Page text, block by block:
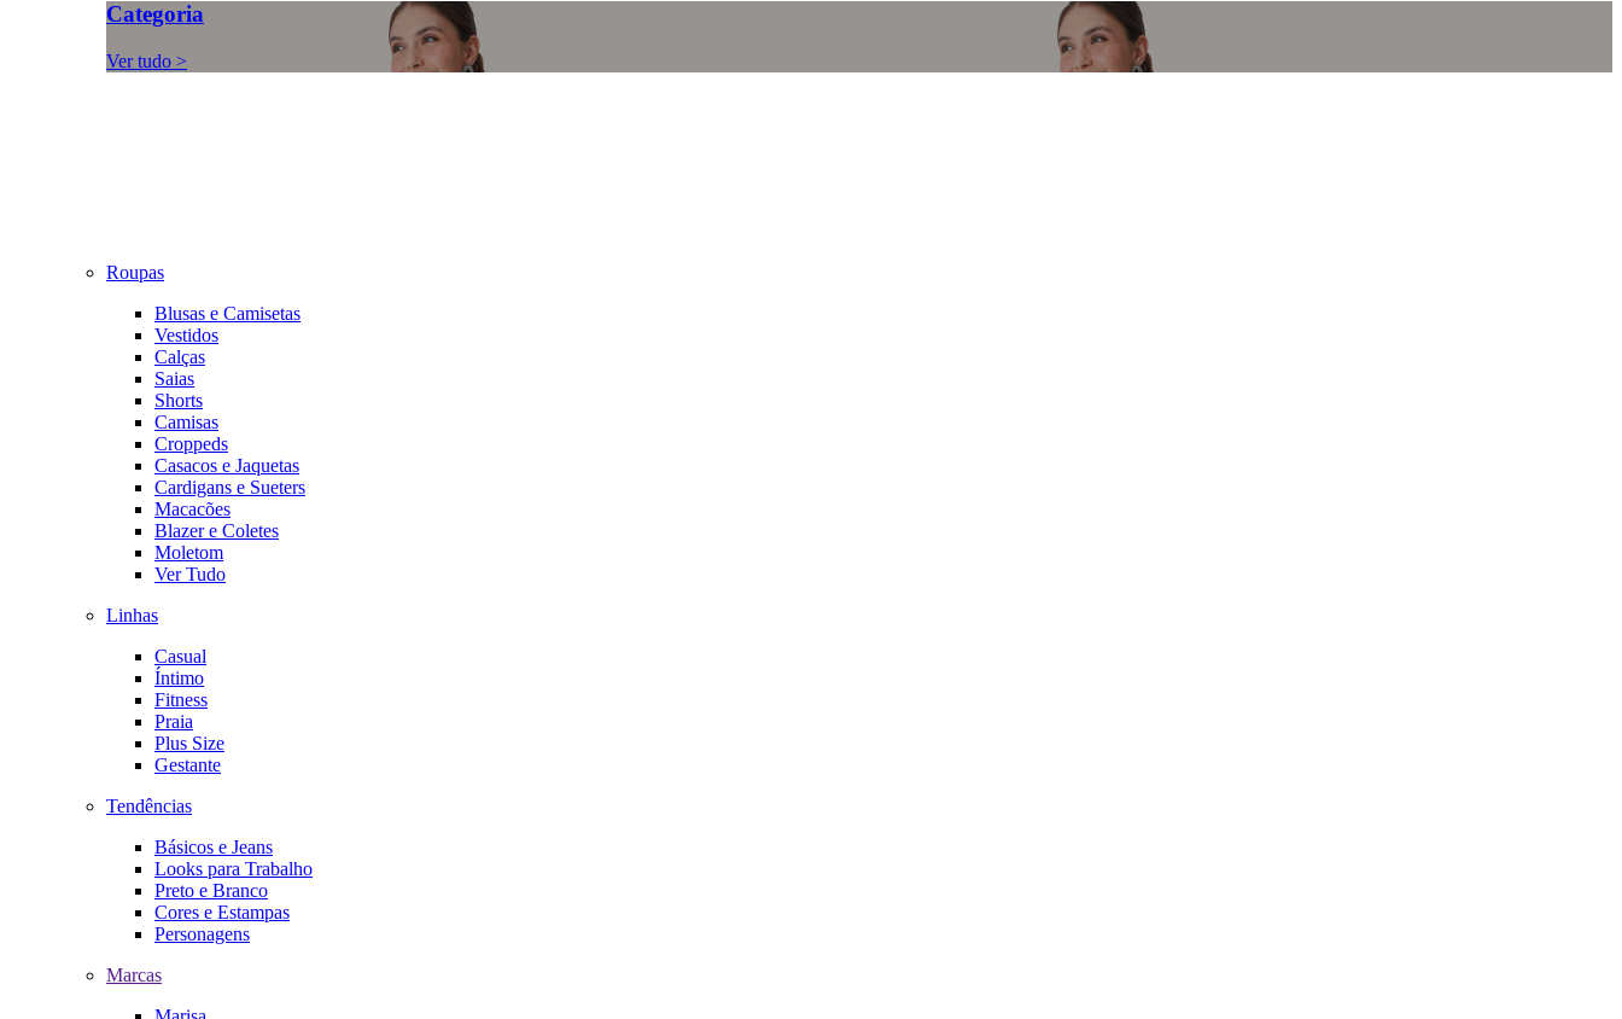
Categoria
Ver tudo >
Roupas
Blusas e Camisetas
Vestidos
Calças
Saias
Shorts
Camisas
Croppeds
Casacos e Jaquetas
Cardigans e Sueters
Macacões
Blazer e Coletes
Moletom
Ver Tudo
Linhas
Casual
Íntimo
Fitness
Praia
Plus Size
Gestante
Tendências
Básicos e Jeans
Looks para Trabalho
Preto e Branco
Cores e Estampas
Personagens
Marcas